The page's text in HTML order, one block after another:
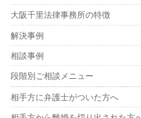
大阪千里法律事務所の特徴
解決事例
相談事例
段階別ご相談メニュー
相手方に弁護士がついた方へ